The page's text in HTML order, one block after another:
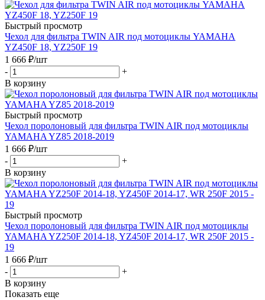
Быстрый просмотр
Чехол для фильтра TWIN AIR под мотоциклы YAMAHA
YZ450F 18, YZ250F 19
1 666 ₽/шт
-
+
В корзину
Быстрый просмотр
Чехол поролоновый для фильтра TWIN AIR под мотоциклы
YAMAHA YZ85 2018-2019
1 666 ₽/шт
-
+
В корзину
Быстрый просмотр
Чехол поролоновый для фильтра TWIN AIR под мотоциклы
YAMAHA YZ250F 2014-18, YZ450F 2014-17, WR 250F 2015 -
19
1 666 ₽/шт
-
+
В корзину
Показать еще